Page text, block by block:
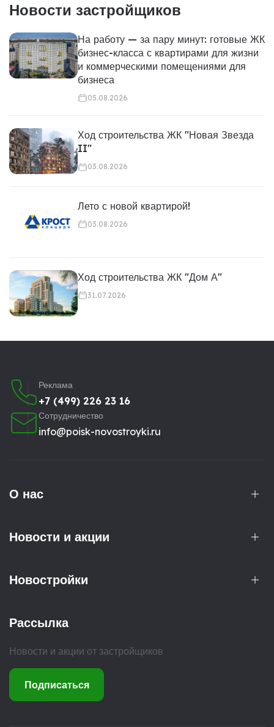
Новости застройщиков
На работу — за пару минут: готовые ЖК
бизнес-класса с квартирами для жизни
и коммерческими помещениями для
бизнеса
05.08.2026
Ход строительства ЖК "Новая Звезда
II"
03.08.2026
Лето с новой квартирой!
03.08.2026
Ход строительства ЖК "Дом А"
31.07.2026
Реклама
+7 (499) 226 23 16
Сотрудничество
info@poisk-novostroyki.ru
О нас
Новости и акции
Новостройки
Рассылка
Новости и акции от застройщиков
Подписаться